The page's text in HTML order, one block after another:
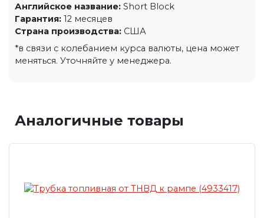
Английское название: Short Block
Гарантия: 12 месяцев
Страна производства: США
*в связи с колебанием курса валюты, цена может
меняться. Уточняйте у менеджера.
Аналогичные товары